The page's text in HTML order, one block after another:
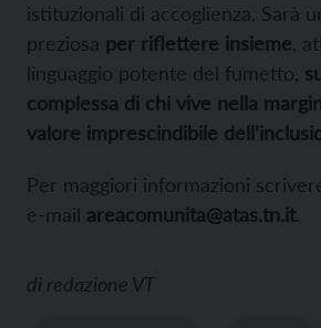
istituzionali di accoglienza. Sarà
preziosa per riflettere insieme ,
linguaggio potente del fumetto,
complessa di chi vive nella
valore imprescindibile
Per maggiori informazioni
e-mail areacomunita@atas.tn.it.
di redazione VT